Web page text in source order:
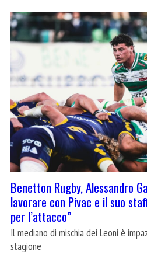
Benetton Rugby, Alessandro
lavorare con Pivac e il suo
per l’attacco”
Il mediano di mischia dei Leoni è
stagione